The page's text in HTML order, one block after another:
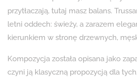
przytłaczają, tutaj masz balans.
letni oddech: świeży, a zarazem
kierunkiem w stronę drzewnych,
Kompozycja została opisana jako
czyni ją klasyczną propozycją dla